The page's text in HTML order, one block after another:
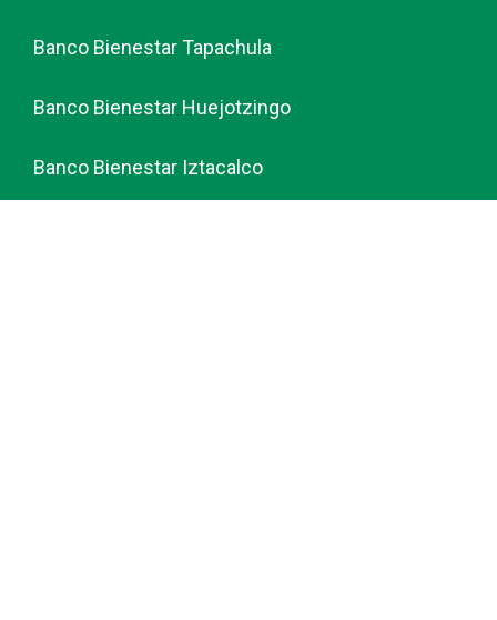
Banco Bienestar Tapachula
Banco Bienestar Huejotzingo
Banco Bienestar Iztacalco